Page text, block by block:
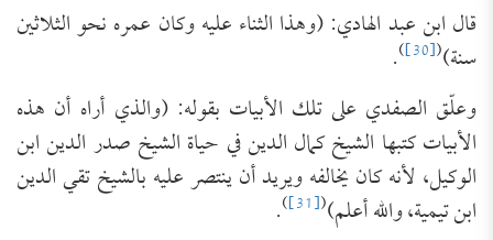
قال ابن عبد الهادي: (وهذا الثناء عليه وكان عمره نحو الثلاثين
سنة)(
[30]
)
.
وعلّق الصفدي على تلك الأبيات بقوله: (والذي أراه أن هذه
الأبيات ‌كتبها ‌الشيخ ‌كمال ‌الدين في حياة الشيخ صدر الدين ابن
الوكيل، لأنه كان يخالفه ويريد أن ينتصر عليه بالشيخ تقي الدين
ابن تيمية، والله أعلم)(
[31]
)
.